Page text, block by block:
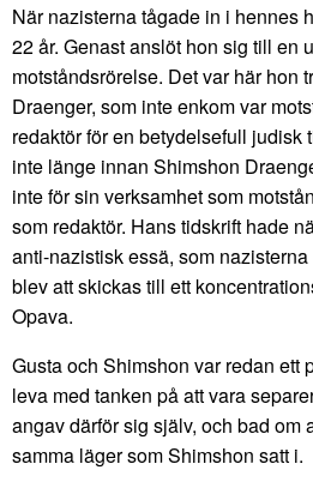
När nazisterna tågade in i hennes
22 år. Genast anslöt hon sig till en
motståndsrörelse. Det var här hon
Draenger, som inte enkom var
redaktör för en betydelsefull judisk
inte länge innan Shimshon
inte för sin verksamhet som
som redaktör. Hans tidskrift hade
anti-nazistisk essä, som
blev att skickas till ett
Opava.
Gusta och Shimshon var redan ett
leva med tanken på att vara
angav därför sig själv, och bad om
samma läger som Shimshon satt i.